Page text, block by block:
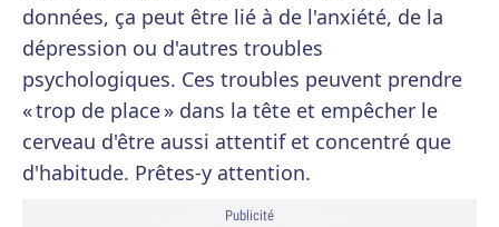
données, ça peut être lié à de l'anxiété, de la
dépression ou d'autres troubles
psychologiques. Ces troubles peuvent prendre
« trop de place » dans la tête et empêcher le
cerveau d'être aussi attentif et concentré que
d'habitude. Prêtes-y attention.
Publicité